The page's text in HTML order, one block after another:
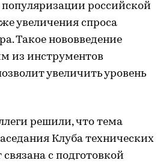
российской
увеличения спроса
Такое нововведение
из инструментов
увеличить уровень
решили, что тема
Клуба технических
с подготовкой